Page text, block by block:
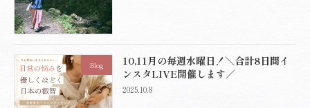
Blog
10,11月の毎週水曜日！＼合計8日間イ
ンスタLIVE開催します／
2025.10.8